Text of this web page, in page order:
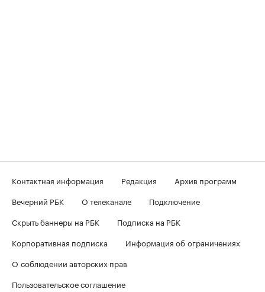
Контактная информация Редакция
Архив программ
Вечерний РБК
О телеканале
Подключение
Скрыть баннеры на РБК
Подписка на РБК
Корпоративная подписка
Информация об ограничениях
О соблюдении авторских прав
Пользовательское соглашение